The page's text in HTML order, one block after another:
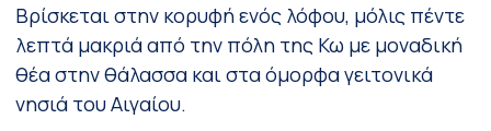
Βρίσκεται στην κορυφή ενός λόφου, μόλις πέντε
λεπτά μακριά από την πόλη της Κω με μοναδική
θέα στην θάλασσα και στα όμορφα γειτονικά
νησιά του Αιγαίου.